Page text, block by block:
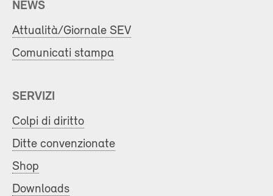
NEWS
Attualità/Giornale SEV
Comunicati stampa
SERVIZI
Colpi di diritto
Ditte convenzionate
Shop
Downloads